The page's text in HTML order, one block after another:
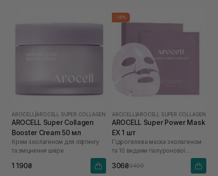
AROCELL AROCELL SUPER COLLAGEN
AROCELL Super Collagen
Booster Cream 50 мл
Крем з колагеном для ліфтингу
та зміцнення шкіри
1 190₴
-10%
AROCELL AROCELL SUPER COLLAGEN
AROCELL Super Power Mask
EX 1 шт
Гідрогелева маска з колагеном
та 10 видами гіалуронової
306₴340₴